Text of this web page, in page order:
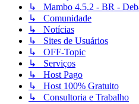
↳ Mambo 4.5.2 - BR -
↳ Comunidade
↳ Notícias
↳ Sites de Usuários
↳ OFF-Topic
↳ Serviços
↳ Host Pago
↳ Host 100% Gratuito
↳ Consultoria e Trabalho